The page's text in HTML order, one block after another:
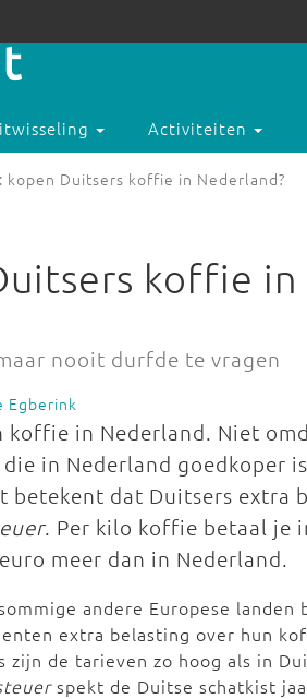
Activiteiten
kopen Duitsers koffie in Nederland?
koffie in
nooit durfde te vragen
Egberink
koffie in Nederland. Niet
in Nederland goedkoper
dat Duitsers extra
. Per kilo koffie betaal je
meer dan in Nederland.
andere Europese landen
extra belasting over hun
zijn de tarieven zo hoog als in
spekt de Duitse schatkist